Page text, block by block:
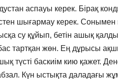
аспауы керек. Бірақ
шығармау керек. Сонымен
су құйып, бетін ашық
тартқан жөн. Ең дұрысы
түсті баскиім кию қажет.
Күн ыстықта даладағы